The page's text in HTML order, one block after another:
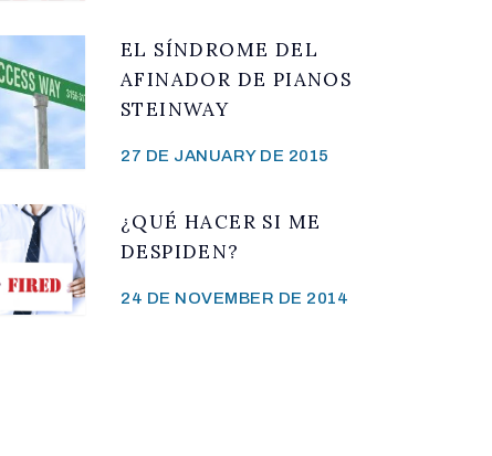
EL SÍNDROME DEL
AFINADOR DE PIANOS
STEINWAY
27 DE JANUARY DE 2015
¿QUÉ HACER SI ME
DESPIDEN?
24 DE NOVEMBER DE 2014